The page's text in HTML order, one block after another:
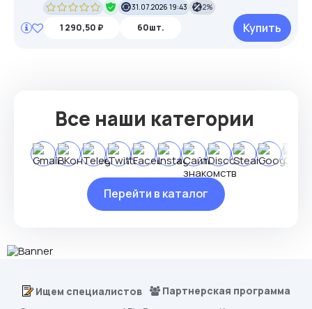
31.07.2026 19:43 2%
1 290,50 ₽ 60шт. Купить
Все наши категории
Перейти в каталог
Ищем специалистов
Партнерская программа